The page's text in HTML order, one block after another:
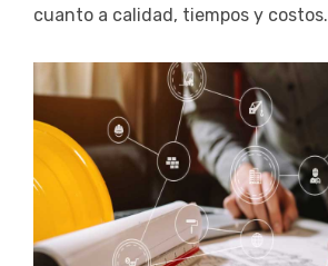
cuanto a calidad, tiempos y costos.